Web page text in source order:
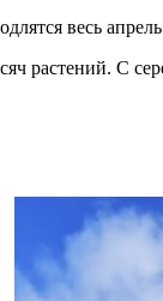
весь
растений. С